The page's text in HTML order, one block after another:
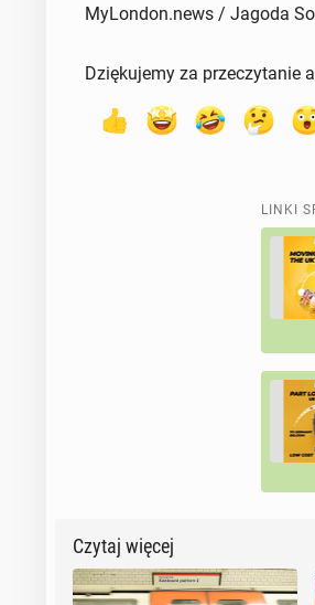
MyLondon.news / Jagoda
Dziękujemy za przeczytanie
LINKI
Czytaj więcej